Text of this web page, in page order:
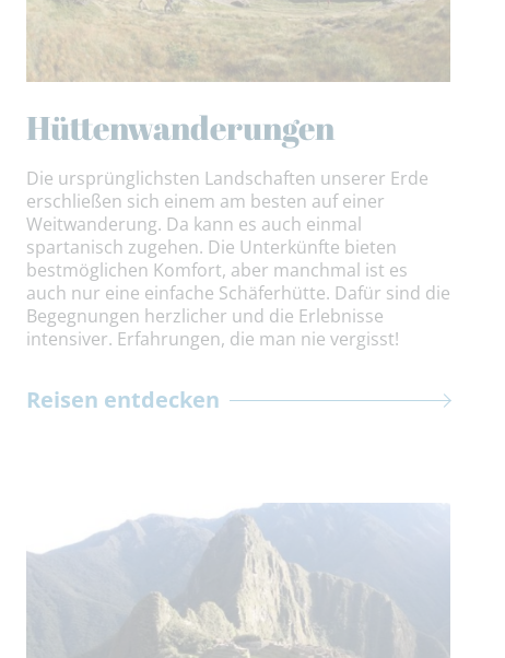
Hüttenwanderungen
Die ursprünglichsten Landschaften unserer Erde
erschließen sich einem am besten auf einer
Weitwanderung. Da kann es auch einmal
spartanisch zugehen. Die Unterkünfte bieten
bestmöglichen Komfort, aber manchmal ist es
auch nur eine einfache Schäferhütte. Dafür sind die
Begegnungen herzlicher und die Erlebnisse
intensiver. Erfahrungen, die man nie vergisst!
Reisen entdecken